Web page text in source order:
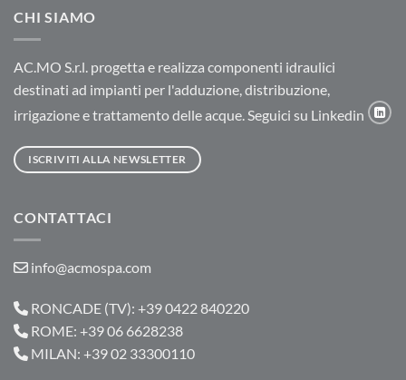
CHI SIAMO
AC.MO S.r.l. progetta e realizza componenti idraulici
destinati ad impianti per l'adduzione, distribuzione,
irrigazione e trattamento delle acque. Seguici su Linkedin
ISCRIVITI ALLA NEWSLETTER
CONTATTACI
info@acmospa.com
RONCADE (TV): +39 0422 840220
ROME: +39 06 6628238
MILAN: +39 02 33300110